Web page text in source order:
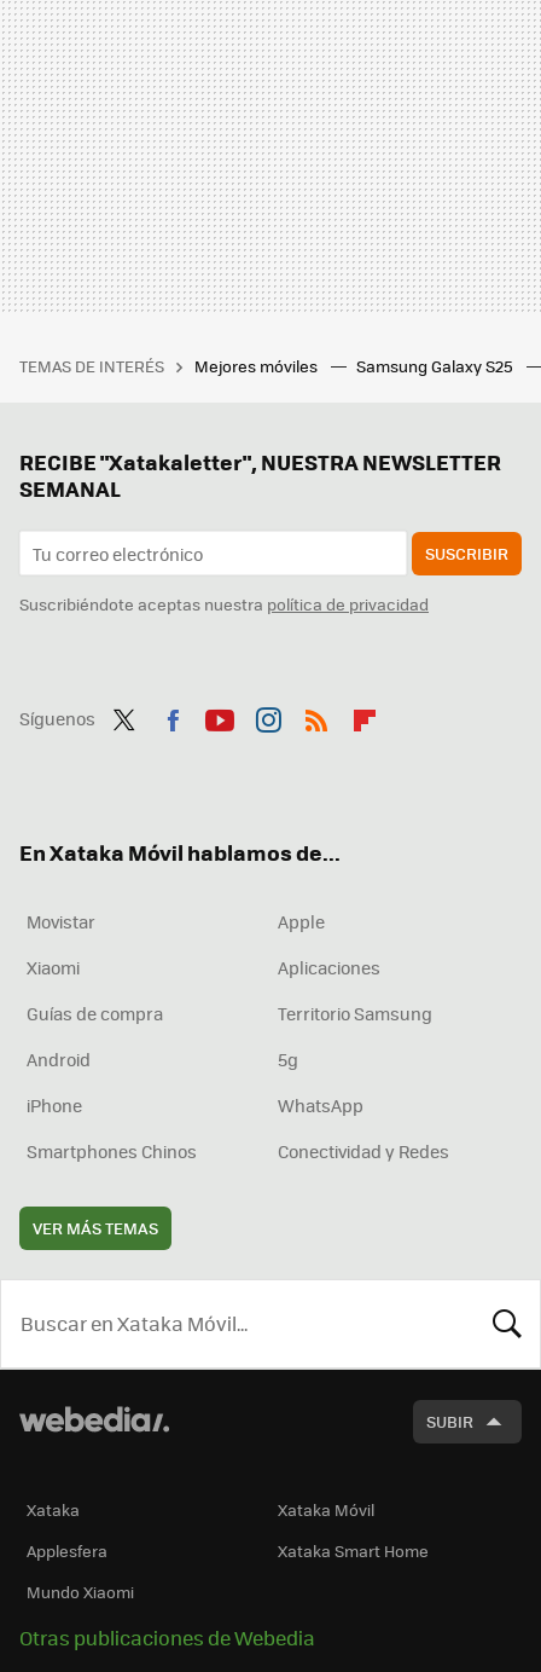
TEMAS DE INTERÉS Mejores móviles Samsung Galaxy S25
RECIBE "Xatakaletter", NUESTRA NEWSLETTER
SEMANAL
SUSCRIBIR
Suscribiéndote aceptas nuestra política de privacidad
Síguenos
En Xataka Móvil hablamos de...
Movistar
Apple
Xiaomi
Aplicaciones
Guías de compra
Territorio Samsung
Android
5g
iPhone
WhatsApp
Smartphones Chinos
Conectividad y Redes
VER MÁS TEMAS
SUBIR
Xataka
Xataka Móvil
Applesfera
Xataka Smart Home
Mundo Xiaomi
Otras publicaciones de Webedia